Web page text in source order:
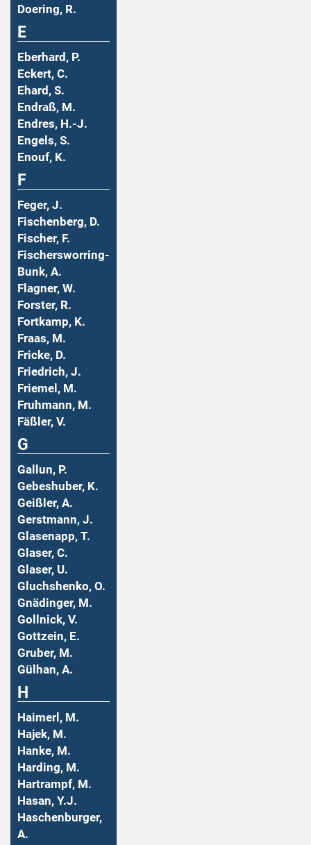
Doering, R.
E
Eberhard, P.
Eckert, C.
Ehard, S.
Endraß, M.
Endres, H.-J.
Engels, S.
Enouf, K.
F
Feger, J.
Fischenberg, D.
Fischer, F.
Fischersworring-
Bunk, A.
Flagner, W.
Forster, R.
Fortkamp, K.
Fraas, M.
Fricke, D.
Friedrich, J.
Friemel, M.
Fruhmann, M.
Fäßler, V.
G
Gallun, P.
Gebeshuber, K.
Geißler, A.
Gerstmann, J.
Glasenapp, T.
Glaser, C.
Glaser, U.
Gluchshenko, O.
Gnädinger, M.
Gollnick, V.
Gottzein, E.
Gruber, M.
Gülhan, A.
H
Haimerl, M.
Hajek, M.
Hanke, M.
Harding, M.
Hartrampf, M.
Hasan, Y.J.
Haschenburger,
A.